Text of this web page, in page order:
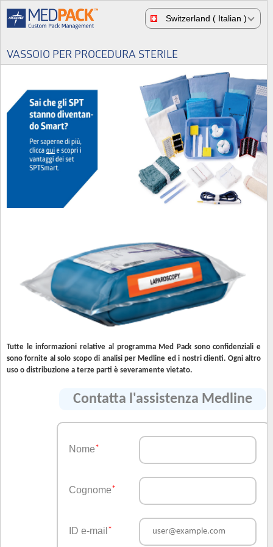
VASSOIO PER PROCEDURA STERILE
Switzerland ( Italian )
Tutte le informazioni relative al programma Med Pack sono confidenziali e
sono fornite al solo scopo di analisi per Medline ed i nostri clienti. Ogni altro
uso o distribuzione a terze parti è severamente vietato.
Contatta l'assistenza Medline
Nome*
Cognome*
ID e-mail *